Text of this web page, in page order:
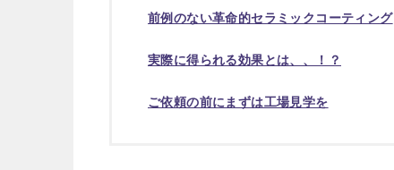
前例のない革命的セラミックコーティング
実際に得られる効果とは、、！？
ご依頼の前にまずは工場見学を